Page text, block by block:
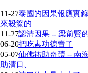
11-27泰國的因果報應實
來殺鱉的
11-27認清因果 -- 梁前賢
06-20把吃素功德賣了
05-07仙佛祐助奇蹟 -- 南
助清口、